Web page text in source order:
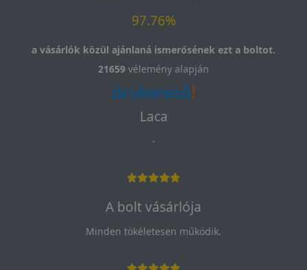
97.76%
a vásárlók közül ajánlaná ismerősének ezt a boltot.
21659 vélemény alapján
Laca
-
A bolt vásárlója
Minden tökéletesen működik.